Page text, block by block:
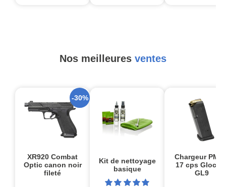
Nos meilleures ventes
XR920 Combat
Optic canon noir
fileté
-30%
Kit de nettoyage
basique
Chargeur
17 cps
GL9